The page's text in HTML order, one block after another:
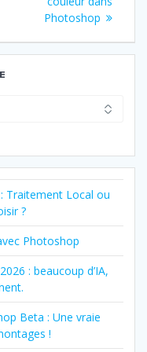
Photoshop
Traitement Local ou
?
Photoshop
: beaucoup d’IA,
Beta : Une vraie
!